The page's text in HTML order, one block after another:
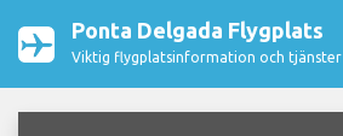
Ponta Delgada Flygplats
Viktig flygplatsinformation och tjänster